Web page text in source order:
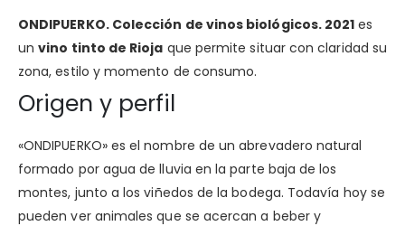
ONDIPUERKO. Colección de vinos biológicos. 2021 es
unvino tinto de Rioja que permite situar con claridad su
zona, estilo y momento de consumo.
Origen y perfil
«ONDIPUERKO» es el nombre de un abrevadero natural
formado por agua de lluvia en la parte baja de los
montes, junto a los viñedos de la bodega. Todavía hoy se
pueden ver animales que se acercan a beber y